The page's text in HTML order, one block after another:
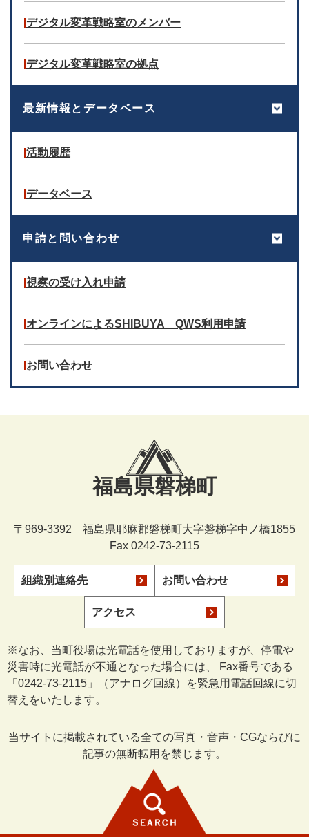
デジタル変革戦略室のメンバー
デジタル変革戦略室の拠点
最新情報とデータベース
活動履歴
データベース
申請と問い合わせ
視察の受け入れ申請
オンラインによるSHIBUYA QWS利用申請
お問い合わせ
福島県磐梯町
〒969-3392 福島県耶麻郡磐梯町大字磐梯字中ノ橋1855
Fax 0242-73-2115
組織別連絡先 お問い合わせ
アクセス
※なお、当町役場は光電話を使用しておりますが、停電や
災害時に光電話が不通となった場合には、 Fax番号である
「0242-73-2115」（アナログ回線）を緊急用電話回線に切
替えをいたします。
当サイトに掲載されている全ての写真・音声・CGならびに
記事の無断転用を禁じます。